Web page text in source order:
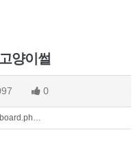
양이썰
0
board.ph…